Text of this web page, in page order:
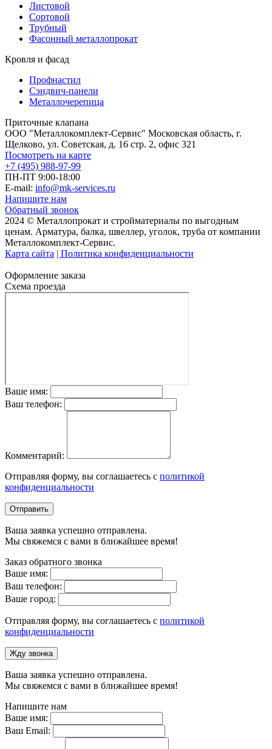
Листовой
Сортовой
Трубный
Фасонный металлопрокат
Кровля и фасад
Профнастил
Сэндвич-панели
Металлочерепица
Приточные клапана
ООО "Металлокомплект-Сервис" Московская область, г.
Щелково, ул. Советская, д. 16 стр. 2, офис 321
Посмотреть на карте
+7 (495) 988-97-99
ПН-ПТ 9:00-18:00
E-mail: info@mk-services.ru
Напишите нам
Обратный звонок
2024 © Металлопрокат и стройматериалы по выгодным
ценам. Арматура, балка, швеллер, уголок, труба от компании
Металлокомплект-Сервис.
Карта сайта | Политика конфиденциальности
Оформление заказа
Схема проезда
Ваше имя:
Ваш телефон:
Комментарий:
Отправляя форму, вы соглашаетесь с политикой
конфиденциальности
Отправить
Ваша заявка успешно отправлена.
Мы свяжемся с вами в ближайшее время!
Заказ обратного звонка
Ваше имя:
Ваш телефон:
Ваше город:
Отправляя форму, вы соглашаетесь с политикой
конфиденциальности
Жду звонка
Ваша заявка успешно отправлена.
Мы свяжемся с вами в ближайшее время!
Напишите нам
Ваше имя:
Ваш Email: